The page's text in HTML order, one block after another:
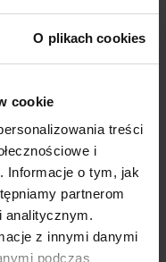
O plikach cookies
cookie
treści
i
Informacje o tym, jak
partnerom
analitycznym.
z innymi danymi
podczas
zjawisko czy
eksperta: